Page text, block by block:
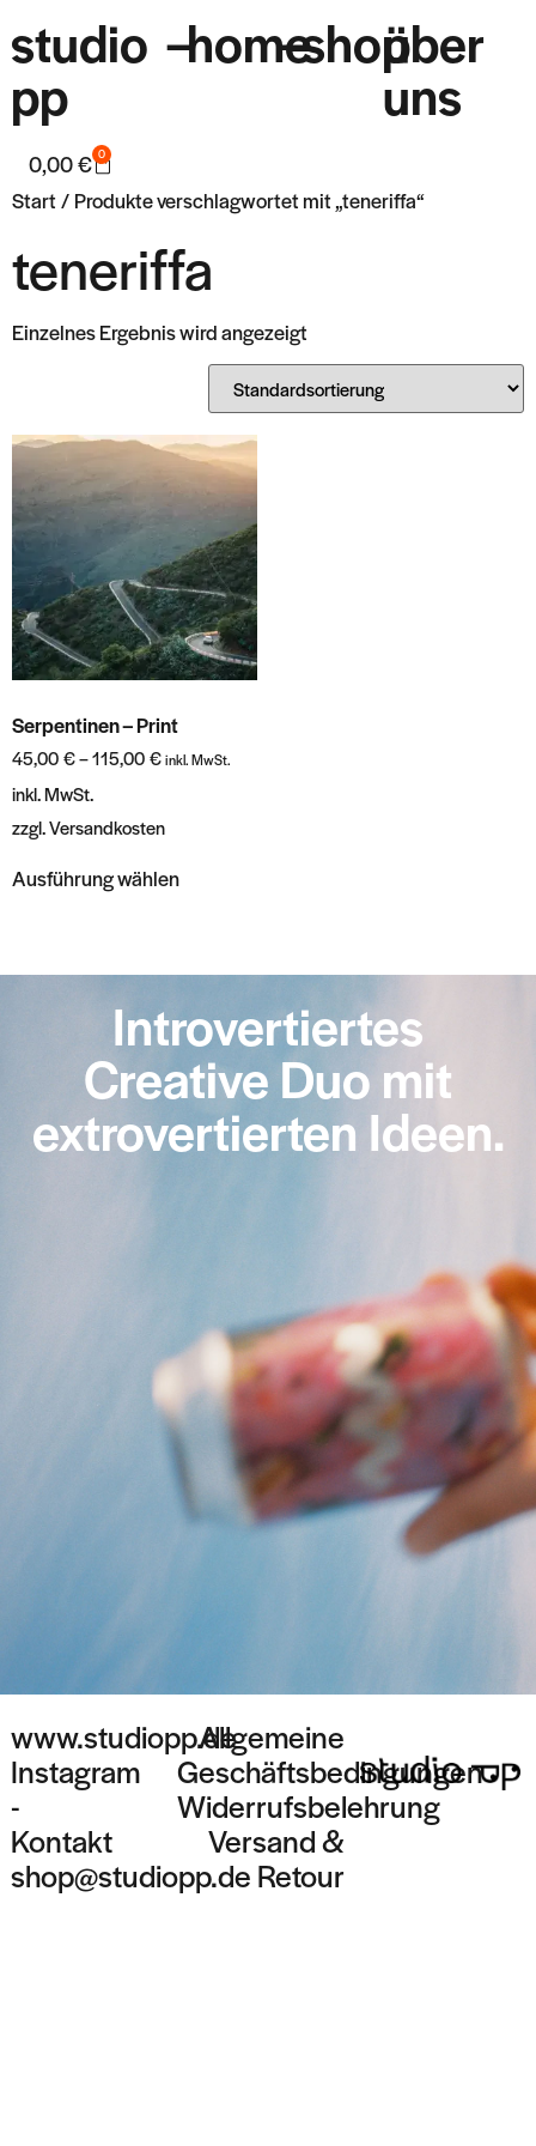
studio
pp
–home
–shopüber
uns
0,00€ 0
Start/ Produkte verschlagwortet mit „teneriffa“
teneriffa
Einzelnes Ergebnis wird angezeigt
Serpentinen – Print
45,00 €–115,00 €inkl. MwSt.
inkl. MwSt.
zzgl.Versandkosten
Ausführung wählen
Introvertiertes
Creative Duo mit
extrovertierten Ideen.
www.studiopp.de
Instagram
-
Kontakt
shop@studiopp.de
Allgemeine
Geschäftsbedingungen
Widerrufsbelehrung
Versand &
Retour